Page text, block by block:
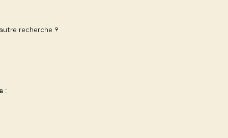
recherche ?
: